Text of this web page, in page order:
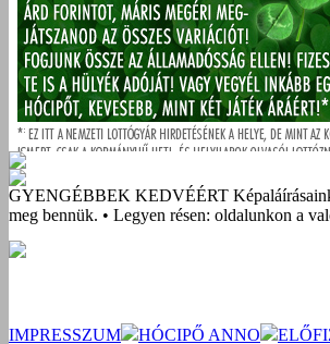
GYENGÉBBEK KEDVÉÉRT
meg bennük. • Legyen résen: oldalunkon a
IMPRESSZUM HÓCIPŐ ANNO